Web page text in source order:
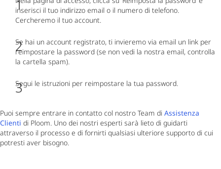
inserisci il tuo indirizzo email o il numero di telefono.
Cercheremo il tuo account.
Se hai un account registrato, ti invieremo via email un link per
reimpostare la password (se non vedi la nostra email, controlla
la cartella spam).
Segui le istruzioni per reimpostare la tua password.
Puoi sempre entrare in contatto col nostro Team di Assistenza
Clienti di Ploom. Uno dei nostri esperti sarà lieto di guidarti
attraverso il processo e di fornirti qualsiasi ulteriore supporto di cui
potresti aver bisogno.